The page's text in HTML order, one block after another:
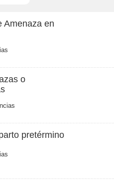
Amenaza en
o
pretérmino